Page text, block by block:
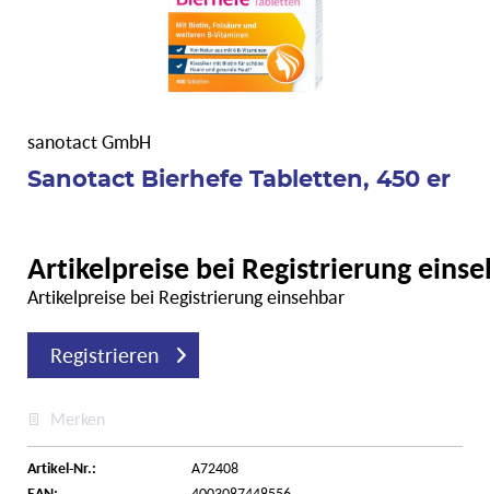
sanotact GmbH
Sanotact Bierhefe Tabletten, 450 er
Artikelpreise bei Registrierung
Artikelpreise bei Registrierung einsehbar
Registrieren
Merken
Artikel-Nr.:
A72408